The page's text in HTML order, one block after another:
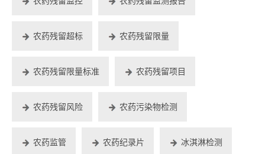
农药残留超标 农药残留限量
农药残留限量标准 农药残留项目
农药残留风险 农药污染物检测
农药监管 农药纪录片 冰淇淋检测